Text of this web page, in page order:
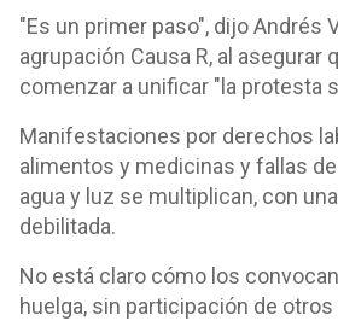
"Es un primer paso", dijo Andrés
agrupación Causa R, al asegurar
comenzar a unificar "la protesta
Manifestaciones por derechos
alimentos y medicinas y fallas
agua y luz se multiplican, con
debilitada.
No está claro cómo los
huelga, sin participación de